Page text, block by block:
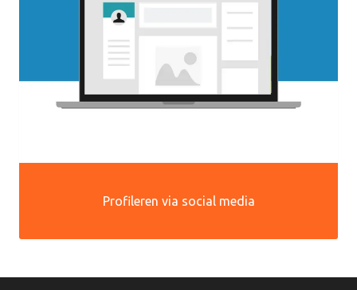
Profileren via social media